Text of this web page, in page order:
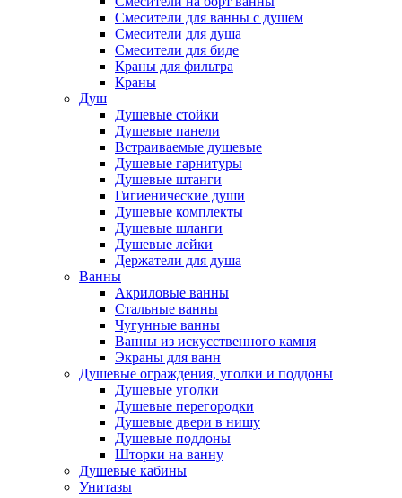
Смесители для ванны с душем
Смесители для душа
Смесители для биде
Краны для фильтра
Краны
Душ
Душевые стойки
Душевые панели
Встраиваемые душевые
Душевые гарнитуры
Душевые штанги
Гигиенические души
Душевые комплекты
Душевые шланги
Душевые лейки
Держатели для душа
Ванны
Акриловые ванны
Стальные ванны
Чугунные ванны
Ванны из искусственного камня
Экраны для ванн
Душевые ограждения, уголки и поддоны
Душевые уголки
Душевые перегородки
Душевые двери в нишу
Душевые поддоны
Шторки на ванну
Душевые кабины
Унитазы